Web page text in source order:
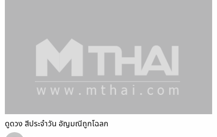
ดูดวง สีประจำวัน อัญมณีถูกโฉลก